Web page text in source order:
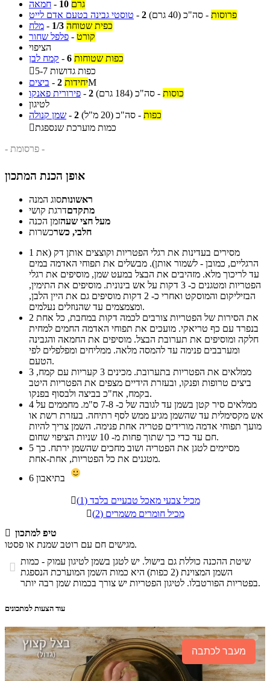
חמאה - 10 גרם
טוסטי גבינה בטעם אדם לייט - 2 פרוסות - סה"כ (40 גרם)
מלח - 1/3 כפית שטוחה
פלפל שחור - קורט
הציפוי
קמח לבן - 6 כפות שטוחות

5-7 כפות גדושות
ביצים - 2 יחידותM
פירורית פאנקו - 2 כוסות - סה"כ (184 גרם)
לטיגון
שמן קנולה - 2 כפות - סה"כ (20 מ"ל)
כמות מוערכת שנספגת
- פרסומת -
אופן הכנת המתכון
ראשונותסוג המנה
מתקדםדרגת קושי
מעל חצי שעהזמן הכנה
חלבי, כשרכשרות
1
הרגליים, כמובן - לשמור אותן). מבשלים את תפוחי האדמה במים
עד לריכוך מלא. מזהיבים את הבצל במעט שמן, מוסיפים את רגלי
הפטריות ומטגנים כ- 3 דקות על אש בינונית. מוסיפים את התימין,
הבזיליקום והמוסקט ואחרי כ- 2 דקות מוסיפים גם את היין הלבן,
ומצמצמים עד שהנוזלים נעלמים.
2
בנפרד עם כף טריאקי. מועכים את תפוחי האדמה החמים למחית
חלקה ומוסיפים את תערובת הבצל. מוסיפים את החמאה והגבינה
ומערבבים פנימה עד להמסה מלאה. ממליחים ומפלפלים לפי
הטעם.
3
ביצים טרופות ופנקו, ובעזרת הידיים מצפים את הפטריות היטב
בקמח, אח"כ בביצה ולבסוף בפנקו.
4
אש מקסימלית עד שהשמן מגיע ממש לסף רתיחה. בעזרת רשת או
מועך תפוחי אדמה מורידים פטריה אחת פנימה. השמן צריך להיות
חם עד כדי כך שתוך פחות מ- 10 שניות הציפוי שחום.
5
מטגנים את כל הפטריות, אחת-אחת.
6

מכיל צבעי מאכל טבעיים בלבד (1)

מכיל חומרים משמרים (2)
 טיפ למתכון
מגישים חם עם רוטב שמנת או פסטו.
 שיטת ההכנה כוללת גם בישול. יש לטגן בשמן לטיגון עמוק - כמות
השמן המצוינת (2 כפות) היא כמות השמן המוערכת הנספגת
בפטריות הפורטבלו. לטיגון הפטריות יש צורך בכמות שמן רבה יותר.
עוד הצעות למתכונים
מעבר לכתבה